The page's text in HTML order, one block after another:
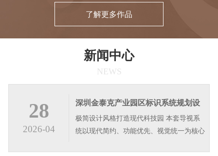
了解更多作品
新闻中心
NEWS
28
2026-04
深圳金泰克产业园区标识系统规划设
计
极简设计风格打造现代科技园 本套导视系
统以现代简约、功能优先、视觉统一为核心